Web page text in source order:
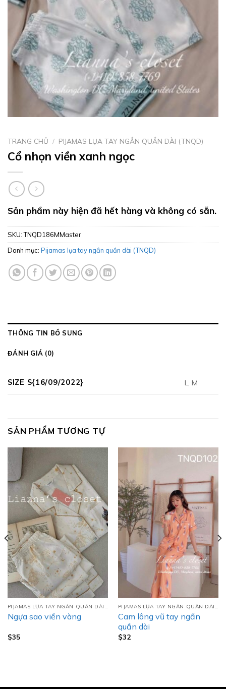
TRANG CHỦ / PIJAMAS LỤA TAY NGẮN QUẦN DÀI (TNQD)
Cổ nhọn viền xanh ngọc
Sản phẩm này hiện đã hết hàng và không có sẵn.
SKU:TNQD186MMaster
Danh mục: Pijamas lụa tay ngắn quần dài (TNQD)
THÔNG TIN BỔ SUNG
ĐÁNH GIÁ (0)
SIZE S{16/09/2022} L, M
SẢN PHẨM TƯƠNG TỰ
PIJAMAS LỤA TAY NGẮN QUẦN DÀI (TNQD)
Ngựa sao viền vàng
$35
PIJAMAS LỤA TAY NGẮN QUẦN DÀI (TNQD)
Cam lông vũ tay ngấn
quần dài
$32